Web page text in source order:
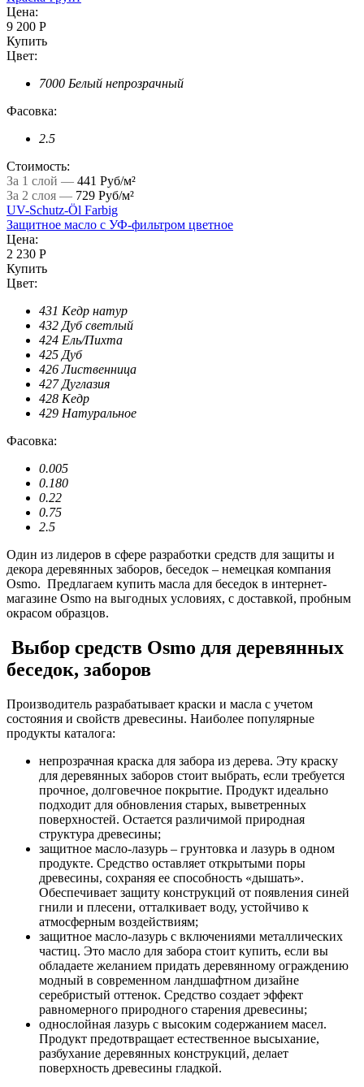
Цена:
9 200 Р
Купить
Цвет:
7000 Белый непрозрачный
Фасовка:
2.5
Стоимость:
За 1 слой — 441 Руб/м²
За 2 слоя — 729 Руб/м²
UV-Schutz-Öl Farbig
Защитное масло с УФ-фильтром цветное
Цена:
2 230 Р
Купить
Цвет:
431 Кедр натур
432 Дуб светлый
424 Ель/Пихта
425 Дуб
426 Лиственница
427 Дуглазия
428 Кедр
429 Натуральное
Фасовка:
0.005
0.180
0.22
0.75
2.5
Один из лидеров в сфере разработки средств для защиты и
декора деревянных заборов, беседок – немецкая компания
Osmo. Предлагаем купить масла для беседок в интернет-
магазине Osmo на выгодных условиях, с доставкой, пробным
окрасом образцов.
Выбор средств Osmo для деревянных
беседок, заборов
Производитель разрабатывает краски и масла с учетом
состояния и свойств древесины. Наиболее популярные
продукты каталога:
непрозрачная краска для забора из дерева. Эту краску
для деревянных заборов стоит выбрать, если требуется
прочное, долговечное покрытие. Продукт идеально
подходит для обновления старых, выветренных
поверхностей. Остается различимой природная
структура древесины;
защитное масло-лазурь – грунтовка и лазурь в одном
продукте. Средство оставляет открытыми поры
древесины, сохраняя ее способность «дышать».
Обеспечивает защиту конструкций от появления синей
гнили и плесени, отталкивает воду, устойчиво к
атмосферным воздействиям;
защитное масло-лазурь с включениями металлических
частиц. Это масло для забора стоит купить, если вы
обладаете желанием придать деревянному ограждению
модный в современном ландшафтном дизайне
серебристый оттенок. Средство создает эффект
равномерного природного старения древесины;
однослойная лазурь с высоким содержанием масел.
Продукт предотвращает естественное высыхание,
разбухание деревянных конструкций, делает
поверхность древесины гладкой.